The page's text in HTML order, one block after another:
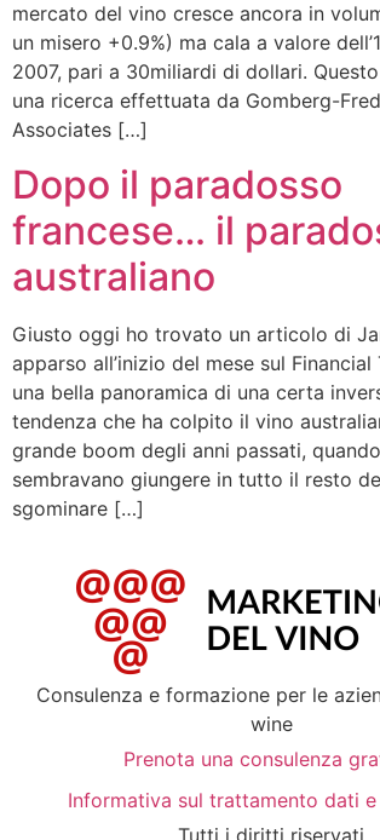
mercato del vino cresce ancora in
un misero +0.9%) ma cala a valore
2007, pari a 30miliardi di dollari.
una ricerca effettuata da Gomberg-
Associates […]
Dopo il paradosso
francese… il
australiano
Giusto oggi ho trovato un articolo di
apparso all’inizio del mese sul
una bella panoramica di una certa
tendenza che ha colpito il vino
grande boom degli anni passati,
sembravano giungere in tutto il resto
sgominare […]
Consulenza e formazione per le
wine
Prenota una consulenza
Informativa sul trattamento dati
Tutti i diritti riservati